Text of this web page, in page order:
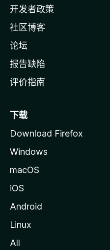
页
开发者政策
社区博客
论坛
报告缺陷
评价指南
下载
Download Firefox
Windows
macOS
iOS
Android
Linux
All